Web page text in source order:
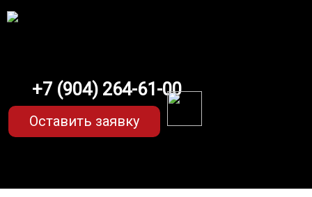
+7 (904) 264-61-00
Оставить заявку